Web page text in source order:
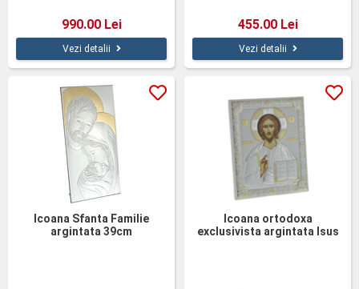
990.00 Lei
Vezi detalii
455.00 Lei
Vezi detalii
Icoana Sfanta Familie
argintata 39cm
Icoana ortodoxa
exclusivista argintata Isus